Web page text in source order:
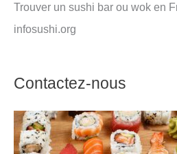
Trouver un sushi bar ou wok en
infosushi.org
Contactez-nous